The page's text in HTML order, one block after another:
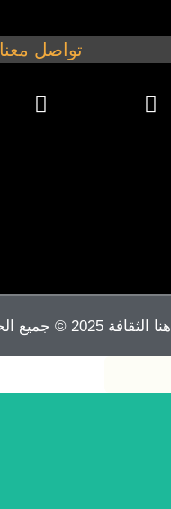
تواصل معنا
هنا الثقافة 2025 © جميع الحقوق محفوظة